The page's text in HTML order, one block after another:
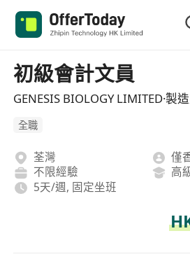
初級會計文員
GENESIS BIOLOGY LIMITED·製
全職
荃灣
僅
不限經驗
高
5天/週, 固定坐班